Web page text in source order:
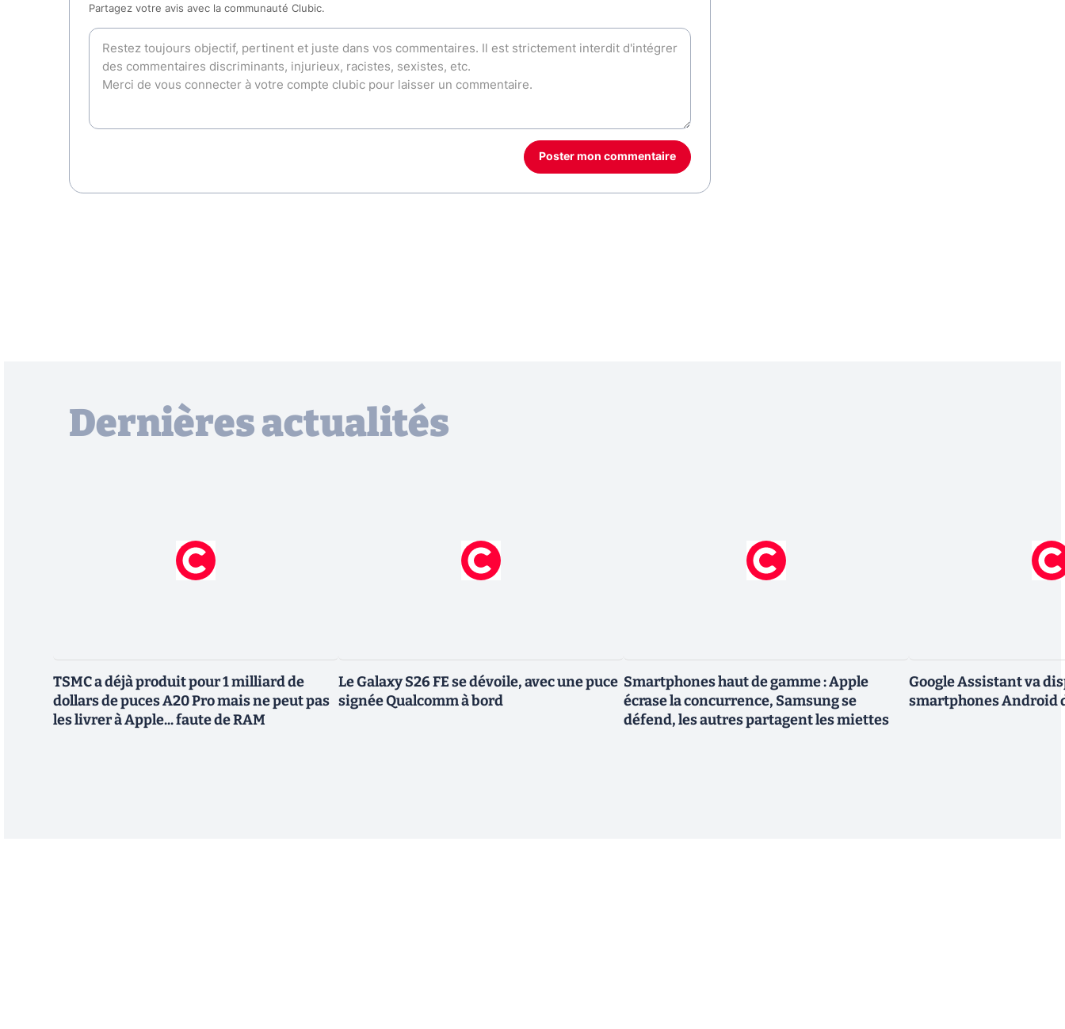
Partagez votre avis avec la communauté Clubic.
Poster mon commentaire
Dernières actualités
TSMC a déjà produit pour 1 milliard de
dollars de puces A20 Pro mais ne peut pas
les livrer à Apple... faute de RAM
Le Galaxy S26 FE se dévoile, avec une puce
signée Qualcomm à bord
Smartphones haut de gamme : Apple
écrase la concurrence, Samsung se
défend, les autres partagent les miettes
Google Assistant va
smartphones Android